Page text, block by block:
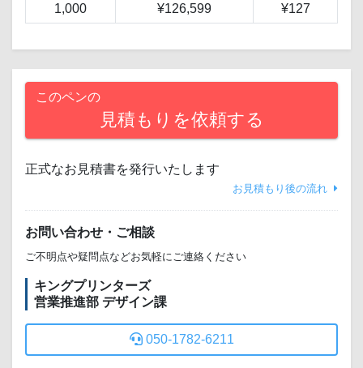
1,000 ¥126,599 ¥127
このペンの
見積もりを依頼する
正式なお見積書を発行いたします
お見積もり後の流れ
お問い合わせ・ご相談
ご不明点や疑問点などお気軽にご連絡ください
キングプリンターズ
営業推進部 デザイン課
050-1782-6211